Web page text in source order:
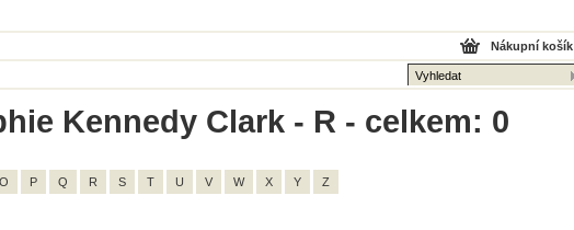
Nákupní košík
Kennedy Clark - R - celkem: 0
O P Q R S T U V W X Y Z